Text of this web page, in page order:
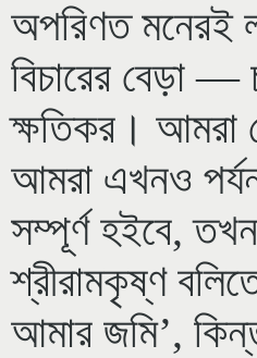
অপরিণত মনেরই
বিচারের বেড়া
ক্ষতিকর। আমরা
আমরা এখনও
সম্পূর্ণ হইবে,
শ্রীরামকৃষ্ণ
আমার জমি’,